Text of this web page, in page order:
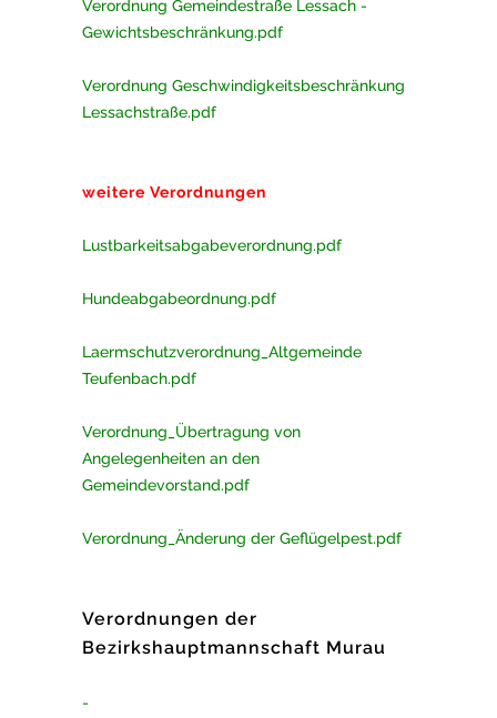
Verordnung Gemeindestraße Lessach -
Gewichtsbeschränkung.pdf
Verordnung Geschwindigkeitsbeschränkung
Lessachstraße.pdf
weitere Verordnungen
Lustbarkeitsabgabeverordnung.pdf
Hundeabgabeordnung.pdf
Laermschutzverordnung_Altgemeinde
Teufenbach.pdf
Verordnung_Übertragung von
Angelegenheiten an den
Gemeindevorstand.pdf
Verordnung_Änderung der Geflügelpest.pdf
Verordnungen der
Bezirkshauptmannschaft Murau
-